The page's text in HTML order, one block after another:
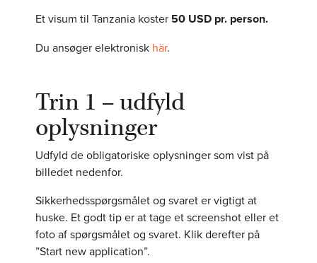
Et visum til Tanzania koster 50 USD pr. person.
Du ansøger elektronisk här.
Trin 1 – udfyld
oplysninger
Udfyld de obligatoriske oplysninger som vist på
billedet nedenfor.
Sikkerhedsspørgsmålet og svaret er vigtigt at
huske. Et godt tip er at tage et screenshot eller et
foto af spørgsmålet og svaret. Klik derefter på
”Start new application”.